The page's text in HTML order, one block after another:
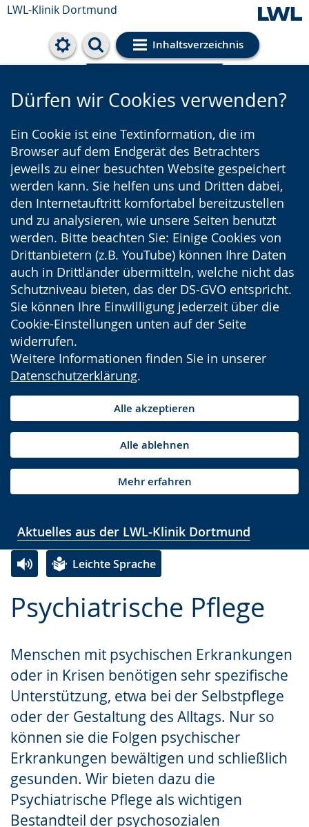
LWL-Klinik Dortmund
Inhaltsverzeichnis
Cookie-Einstellungen
Dürfen wir Cookies verwenden?
Ein Cookie ist eine Textinformation, die im
Browser auf dem Endgerät des Betrachters
jeweils zu einer besuchten Website gespeichert
werden kann. Sie helfen uns und Dritten dabei,
den Internetauftritt komfortabel bereitzustellen
und zu analysieren, wie unsere Seiten benutzt
werden. Bitte beachten Sie: Einige Cookies von
Drittanbietern (z.B. YouTube) können Ihre Daten
auch in Drittländer übermitteln, welche nicht das
Schutzniveau bieten, das der DS-GVO entspricht.
Sie können Ihre Einwilligung jederzeit über die
Cookie-Einstellungen unten auf der Seite
widerrufen.
Weitere Informationen finden Sie in unserer
Datenschutzerklärung.
Alle akzeptieren
Alle ablehnen
Mehr erfahren
Aktuelles aus der LWL-Klinik Dortmund
Psychiatrische Pflege
Menschen mit psychischen Erkrankungen
oder in Krisen benötigen sehr spezifische
Unterstützung, etwa bei der Selbstpflege
oder der Gestaltung des Alltags. Nur so
können sie die Folgen psychischer
Erkrankungen bewältigen und schließlich
gesunden. Wir bieten dazu die
Psychiatrische Pflege als wichtigen
Bestandteil der psychosozialen
Leichte Sprache
Leichten
Sprache
wechseln.
Audio-
Unterstützung.
Video
Deutscher
Gebärdensprache
wird
angezeigt.